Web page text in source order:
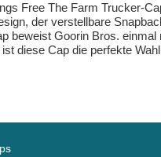
Free The Farm Trucker-
der verstellbare
beweist Goorin Bros.
diese Cap die perfekte